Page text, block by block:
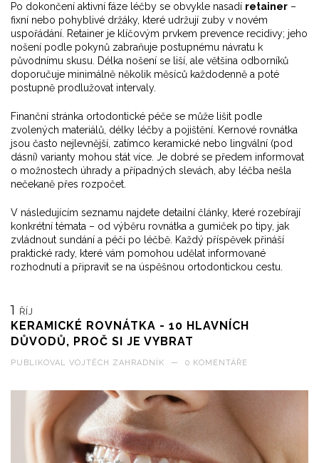
Po dokončení aktivní fáze léčby se obvykle nasadí retainer –
fixní nebo pohyblivé držáky, které udržují zuby v novém
uspořádání. Retainer je klíčovým prvkem prevence recidivy; jeho
nošení podle pokynů zabraňuje postupnému návratu k
původnímu skusu. Délka nošení se liší, ale většina odborníků
doporučuje minimálně několik měsíců každodenně a poté
postupně prodlužovat intervaly.
Finanční stránka ortodontické péče se může lišit podle
zvolených materiálů, délky léčby a pojištění. Kernové rovnátka
jsou často nejlevnější, zatímco keramické nebo lingvální (pod
dásní) varianty mohou stát více. Je dobré se předem informovat
o možnostech úhrady a případných slevách, aby léčba nešla
nečekaně přes rozpočet.
V následujícím seznamu najdete detailní články, které rozebírají
konkrétní témata – od výběru rovnátka a gumiček po tipy, jak
zvládnout sundání a péči po léčbě. Každý příspěvek přináší
praktické rady, které vám pomohou udělat informované
rozhodnutí a připravit se na úspěšnou ortodontickou cestu.
1 ŘÍJ
KERAMICKÉ ROVNÁTKA - 10 HLAVNÍCH
DŮVODŮ, PROČ SI JE VYBRAT
PUBLIKOVAL VOJTĚCH ZAHRADNÍK — 0 KOMENTÁŘE